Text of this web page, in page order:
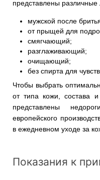
представлены
мужской после
от прыщей для
смягчающий;
разглаживающий;
очищающий;
без спирта для
Чтобы выбрать
от типа кожи, состава
представлены
европейского
в ежедневном уходе за
Показания к